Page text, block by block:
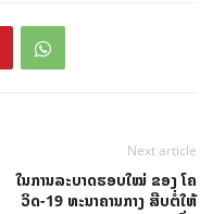
Next article
ໃນການລະບາດຮອບໃໝ່ ຂອງ ໂຄ
ວິດ-19 ທະນາຄານກາງ ສືບຕໍ່ໃຫ້